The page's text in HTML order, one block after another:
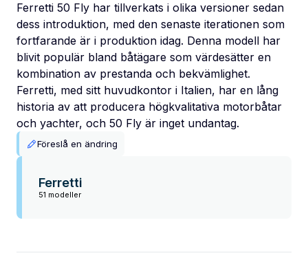
Ferretti 50 Fly har tillverkats i olika versioner sedan
dess introduktion, med den senaste iterationen som
fortfarande är i produktion idag. Denna modell har
blivit populär bland båtägare som värdesätter en
kombination av prestanda och bekvämlighet.
Ferretti, med sitt huvudkontor i Italien, har en lång
historia av att producera högkvalitativa motorbåtar
och yachter, och 50 Fly är inget undantag.
Föreslå en ändring
Ferretti
51 modeller